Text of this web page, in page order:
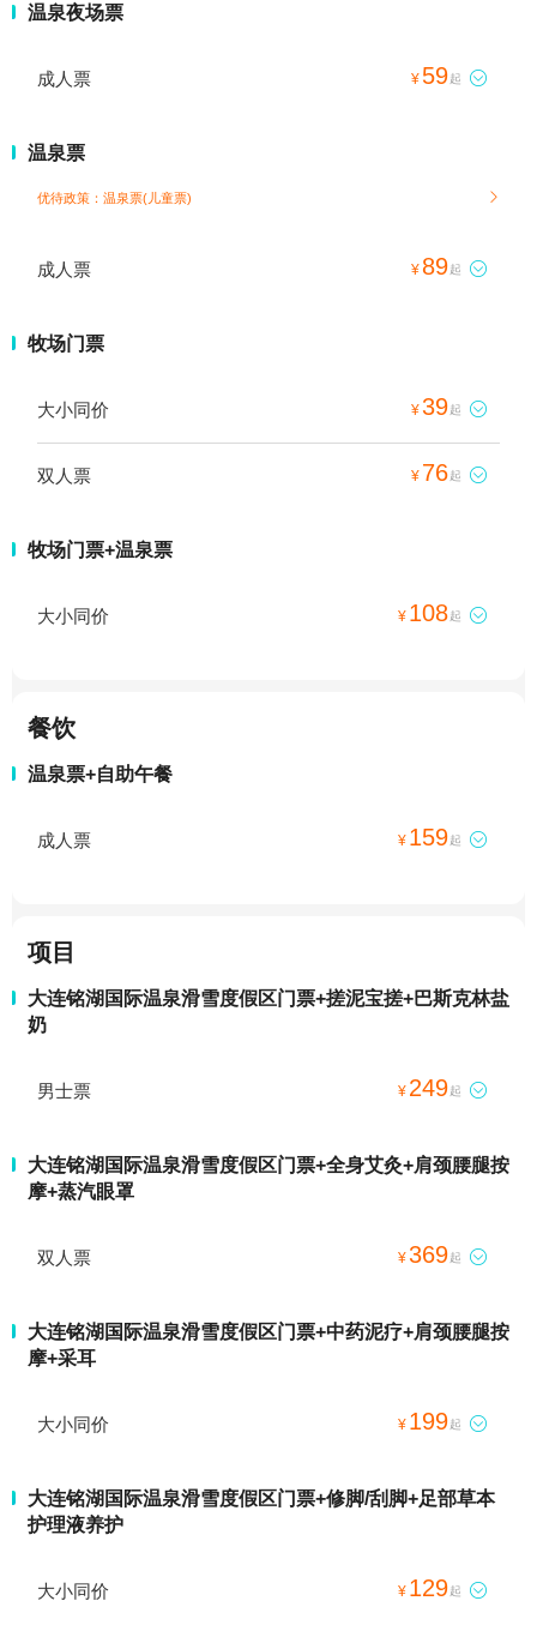
温泉夜场票
成人票 ¥ 59起 
温泉票
优待政策：温泉票(儿童票) 
成人票 ¥ 89起 
牧场门票
大小同价 ¥39起 
双人票 ¥ 76起 
牧场门票+温泉票
大小同价 ¥ 108起 
餐饮
温泉票+自助午餐
成人票 ¥ 159起 
项目
大连铭湖国际温泉滑雪度假区门票+搓泥宝搓+巴斯克林盐
奶
男士票 ¥ 249起 
大连铭湖国际温泉滑雪度假区门票+全身艾灸+肩颈腰腿按
摩+蒸汽眼罩
双人票 ¥369起 
大连铭湖国际温泉滑雪度假区门票+中药泥疗+肩颈腰腿按
摩+采耳
大小同价 ¥ 199起 
大连铭湖国际温泉滑雪度假区门票+修脚/刮脚+足部草本
护理液养护
大小同价 ¥ 129起 